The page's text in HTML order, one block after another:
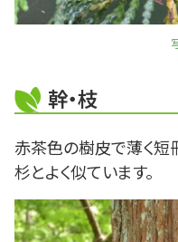
幹・枝
赤茶色の樹皮で薄く短
杉とよく似ています。